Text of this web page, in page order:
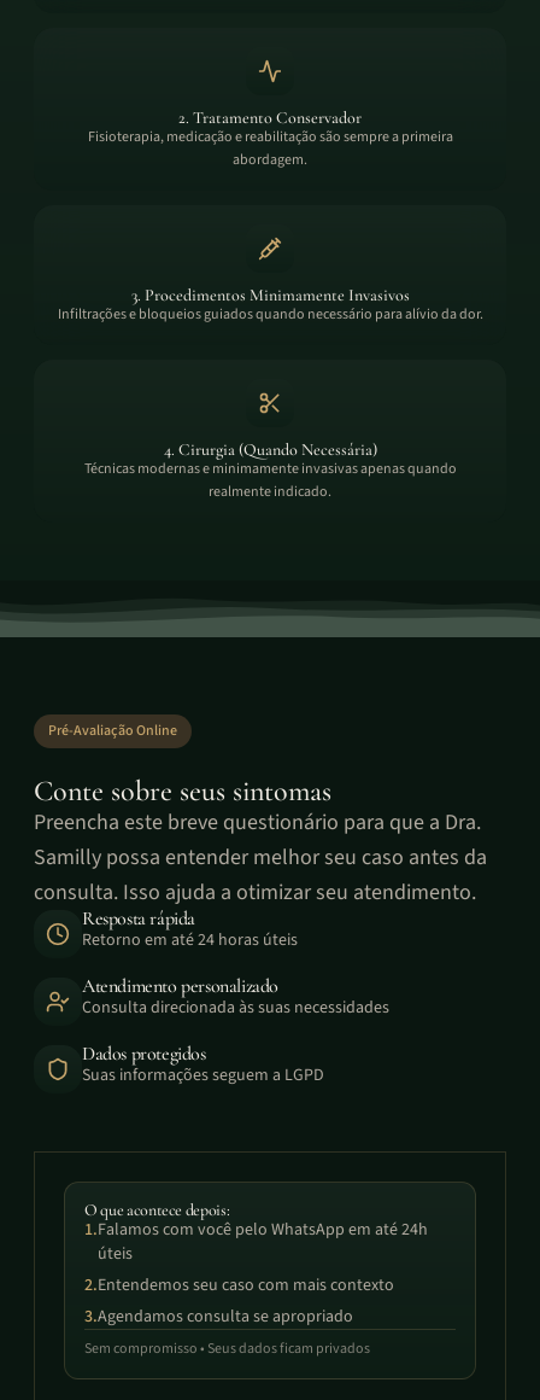
2. Tratamento Conservador
Fisioterapia, medicação e reabilitação são sempre a primeira
abordagem.
3. Procedimentos Minimamente Invasivos
Infiltrações e bloqueios guiados quando necessário para alívio da dor.
4. Cirurgia (Quando Necessária)
Técnicas modernas e minimamente invasivas apenas quando
realmente indicado.
Pré-Avaliação Online
Conte sobre seus sintomas
Preencha este breve questionário para que a Dra.
Samilly possa entender melhor seu caso antes da
consulta. Isso ajuda a otimizar seu atendimento.
Resposta rápida
Retorno em até 24 horas úteis
Atendimento personalizado
Consulta direcionada às suas necessidades
Dados protegidos
Suas informações seguem a LGPD
O que acontece depois:
1.Falamos com você pelo WhatsApp em até 24h
úteis
2.Entendemos seu caso com mais contexto
3.Agendamos consulta se apropriado
Sem compromisso • Seus dados ficam privados